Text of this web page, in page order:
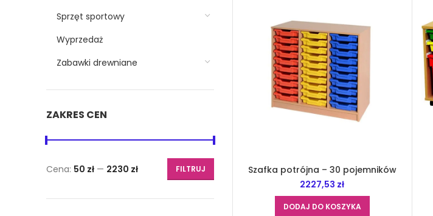
Sprzęt sportowy
Wyprzedaż
Zabawki drewniane
ZAKRES CEN
FILTRUJ
Cena: 50 zł — 2230 zł
Szafka potrójna – 30 pojemników
2227,53 zł
DODAJ DO KOSZYKA